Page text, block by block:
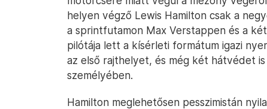
helyen végző Lewis Hamilton csak a
a sprintfutamon Max Verstappen és a
pilótája lett a kísérleti formátum igazi
az első rajthelyet, és még két hátvédet
személyében.
Hamilton meglehetősen pesszimistán